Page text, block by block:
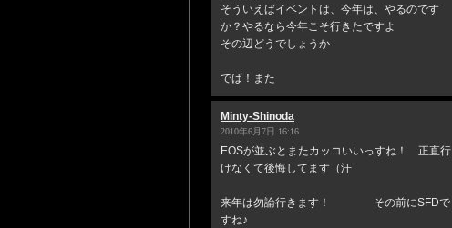
そういえばイベントは、今年は、やるのです
か？やるなら今年こそ行きたですよ
その辺どうでしょうか
でば！また
Minty-Shinoda
2010年6月7日 16:16
EOSが並ぶとまたカッコいいっすね！ 正直行
けなくて後悔してます（汗
来年は勿論行きます！ その前にSFDで
すね♪